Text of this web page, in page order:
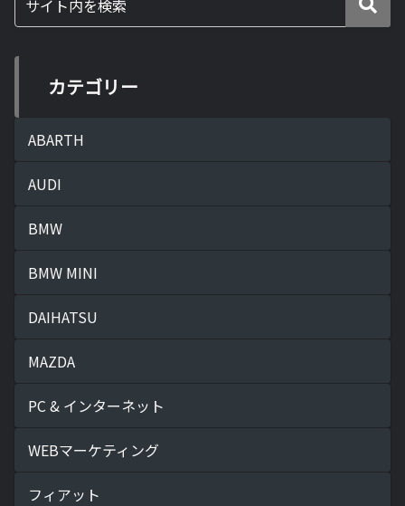
カテゴリー
ABARTH
AUDI
BMW
BMW MINI
DAIHATSU
MAZDA
PC & インターネット
WEBマーケティング
フィアット